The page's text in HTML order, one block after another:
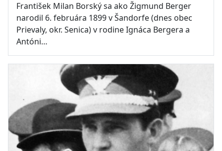
František Milan Borský sa ako Žigmund Berger
narodil 6. februára 1899 v Šandorfe (dnes obec
Prievaly, okr. Senica) v rodine Ignáca Bergera a
Antóni…